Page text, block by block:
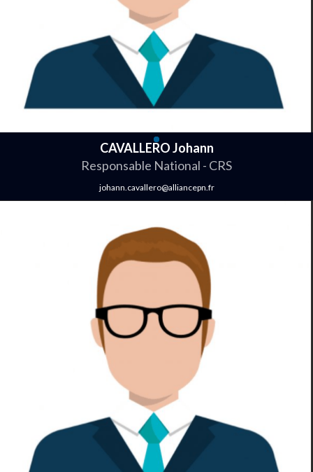
CAVALLERO Johann
Responsable National - CRS
johann.cavallero@alliancepn.fr